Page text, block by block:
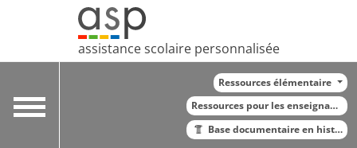
assistance scolaire personnalisée
Toggle
Ressources élémentaire
Ressources pour les enseignants
Base documentaire en histoire